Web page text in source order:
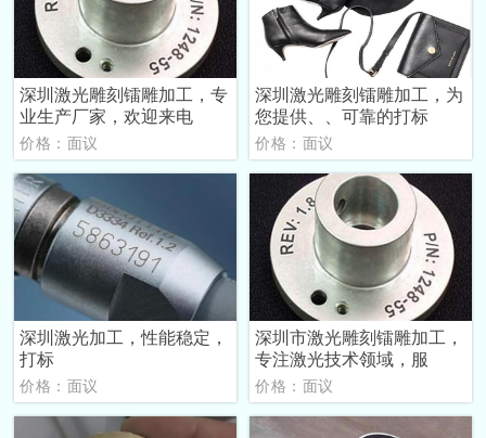
深圳激光雕刻镭雕加工，专
业生产厂家，欢迎来电
价格：面议
深圳激光雕刻镭雕加工，为
您提供、、可靠的打标
价格：面议
深圳激光加工，性能稳定，
打标
价格：面议
深圳市激光雕刻镭雕加工，
专注激光技术领域，服
价格：面议